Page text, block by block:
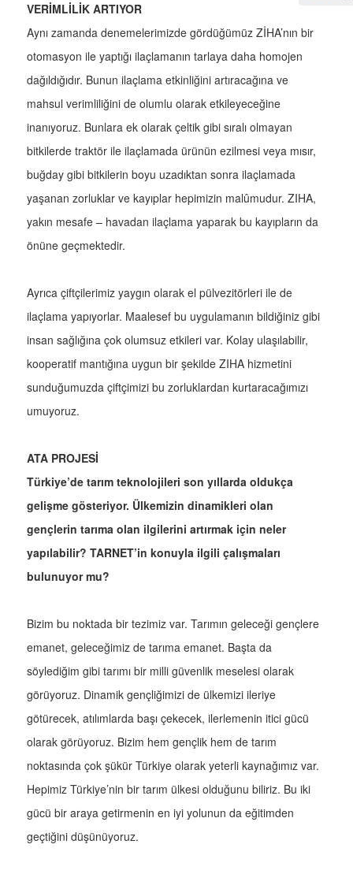
VERİMLİLİK ARTIYOR
Aynı zamanda denemelerimizde gördüğümüz ZİHA’nın bir
otomasyon ile yaptığı ilaçlamanın tarlaya daha homojen
dağıldığıdır. Bunun ilaçlama etkinliğini artıracağına ve
mahsul verimliliğini de olumlu olarak etkileyeceğine
inanıyoruz. Bunlara ek olarak çeltik gibi sıralı olmayan
bitkilerde traktör ile ilaçlamada ürünün ezilmesi veya mısır,
buğday gibi bitkilerin boyu uzadıktan sonra ilaçlamada
yaşanan zorluklar ve kayıplar hepimizin malûmudur. ZIHA,
yakın mesafe – havadan ilaçlama yaparak bu kayıpların da
önüne geçmektedir.
Ayrıca çiftçilerimiz yaygın olarak el pülvezitörleri ile de
ilaçlama yapıyorlar. Maalesef bu uygulamanın bildiğiniz gibi
insan sağlığına çok olumsuz etkileri var. Kolay ulaşılabilir,
kooperatif mantığına uygun bir şekilde ZIHA hizmetini
sunduğumuzda çiftçimizi bu zorluklardan kurtaracağımızı
umuyoruz.
ATA PROJESİ
Türkiye’de tarım teknolojileri son yıllarda oldukça
gelişme gösteriyor. Ülkemizin dinamikleri olan
gençlerin tarıma olan ilgilerini artırmak için neler
yapılabilir? TARNET’in konuyla ilgili çalışmaları
bulunuyor mu?
Bizim bu noktada bir tezimiz var. Tarımın geleceği gençlere
emanet, geleceğimiz de tarıma emanet. Başta da
söylediğim gibi tarımı bir milli güvenlik meselesi olarak
görüyoruz. Dinamik gençliğimizi de ülkemizi ileriye
götürecek, atılımlarda başı çekecek, ilerlemenin itici gücü
olarak görüyoruz. Bizim hem gençlik hem de tarım
noktasında çok şükür Türkiye olarak yeterli kaynağımız var.
Hepimiz Türkiye’nin bir tarım ülkesi olduğunu biliriz. Bu iki
gücü bir araya getirmenin en iyi yolunun da eğitimden
geçtiğini düşünüyoruz.